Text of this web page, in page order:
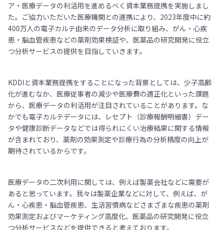
ア・医療データの利活用を進めるべく資本業務提携を実施しまし
た。ご協力いただいた医療機関との連携により、2023年度中に約
400万人の電子カルテ由来のデータ分析に取り組み、がん・心疾
患・脳血管疾患などの薬剤効果検証や、医薬品の研究開発に役立
つ分析サービスの提供を目指していきます。
KDDIと資本業務提携をすることになった背景としては、少子高齢
化が進むなか、医療従事者の減少や医療費の適正化といった課題
から、医療データの利活用が注目されていることがあります。な
かでも電子カルテデータには、レセプト（診療報酬明細書）デー
タや健康診断データなどでは得られにくい治療結果に関する情報
が含まれており、薬剤の効果測定や診療行為の分析精度の向上が
期待されているからです。
医療データの二次利用に関しては、例えば製薬会社などに需要が
あると思っています。我々は製薬企業などに対して、例えば、が
ん・心疾患・脳血管疾患、生活習慣病などさまざまな疾患の薬剤
効果測定およびマーケティング高度化、医薬品の研究開発に役立
つ分析サービスなどを提供できると考えております。